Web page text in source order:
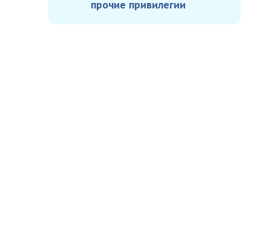
прочие привилегии